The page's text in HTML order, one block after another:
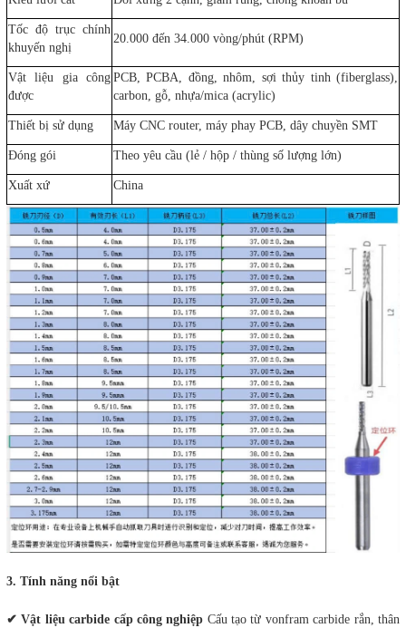
Tốc độ trục chính
khuyến nghị
20.000 đến 34.000 vòng/phút (RPM)
Vật liệu gia công
được
PCB, PCBA, đồng, nhôm, sợi thủy tinh (fiberglass),
carbon, gỗ, nhựa/mica (acrylic)
Thiết bị sử dụng Máy CNC router, máy phay PCB, dây chuyền SMT
Đóng gói Theo yêu cầu (lẻ / hộp / thùng số lượng lớn)
Xuất xứ China
3. Tính năng nổi bật
✔ Vật liệu carbide cấp công nghiệp Cấu tạo từ vonfram carbide rắn, thân